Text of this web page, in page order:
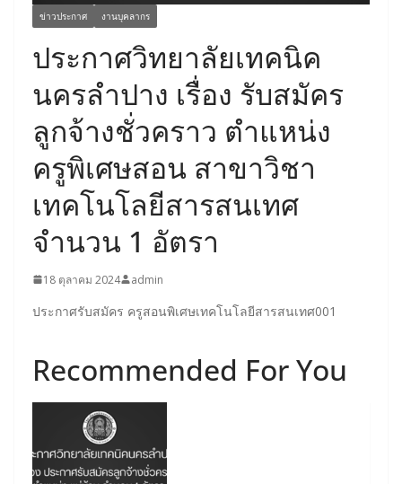
ข่าวประกาศ งานบุคลากร
ประกาศวิทยาลัยเทคนิค
นครลำปาง เรื่อง รับสมัคร
ลูกจ้างชั่วคราว ตำแหน่ง
ครูพิเศษสอน สาขาวิชา
เทคโนโลยีสารสนเทศ
จำนวน 1 อัตรา
18 ตุลาคม 2024 admin
ประกาศรับสมัคร ครูสอนพิเศษเทคโนโลยีสารสนเทศ001
Recommended For You